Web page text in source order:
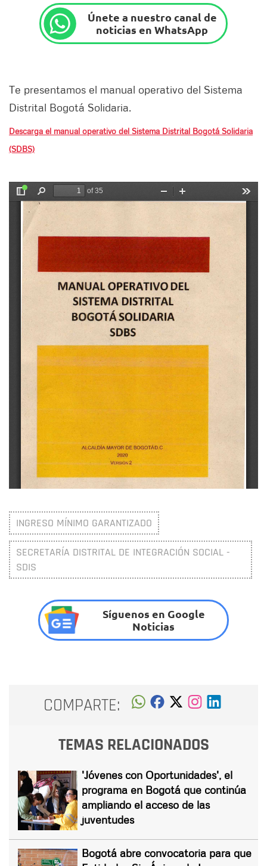
Únete a nuestro canal de
noticias en WhatsApp
Te presentamos el manual operativo del Sistema
Distrital Bogotá Solidaria.
Descarga el manual operativo del Sistema Distrital Bogotá Solidaria
(SDBS)
INGRESO MÍNIMO GARANTIZADO
SECRETARÍA DISTRITAL DE INTEGRACIÓN SOCIAL -
SDIS
Síguenos en Google
Noticias
COMPARTE:
TEMAS RELACIONADOS
'Jóvenes con Oportunidades', el
programa en Bogotá que continúa
ampliando el acceso de las
juventudes
Bogotá abre convocatoria para que